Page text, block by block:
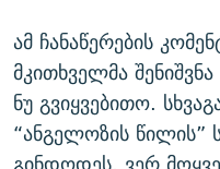
ამ ჩანაწერების
მკითხველმა
ნუ გვიყვებითო.
“ანგელოზის წილის”